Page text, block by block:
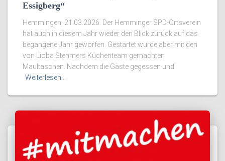
Essigberg“
Hemmingen, 21.03.2026. Der Hemminger SPD-Ortsverein
hat auch in diesem Jahr wieder den Blick zurück auf das
begangene Jahr geworfen. Gestartet wurde aber mit den
von Lioba Stehmers Küchenteam gemachten
Maultaschen. Nachdem die Gäste gegessen und
Weiterlesen…